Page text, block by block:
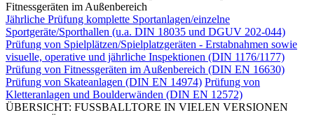
Fitnessgeräten im Außenbereich
Jährliche Prüfung komplette Sportanlagen/einzelne
Sportgeräte/Sporthallen (u.a. DIN 18035 und DGUV 202-044)
Prüfung von Spielplätzen/Spielplatzgeräten - Erstabnahmen sowie
visuelle, operative und jährliche Inspektionen (DIN 1176/1177)
Prüfung von Fitnessgeräten im Außenbereich (DIN EN 16630)
Prüfung von Skateanlagen (DIN EN 14974) Prüfung von
Kletteranlagen und Boulderwänden (DIN EN 12572)
ÜBERSICHT: FUSSBALLTORE IN VIELEN VERSIONEN